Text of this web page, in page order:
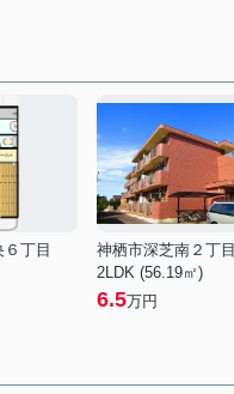
丁目
神栖市深芝南２丁目
2LDK (56.19㎡)
6.5万円